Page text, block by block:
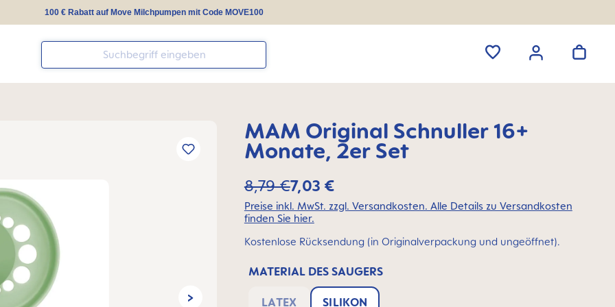
100 € Rabatt auf Move Milchpumpen mit Code MOVE100
MAM Original Schnuller 16+
Monate, 2er Set
7,03 €
8,79 €
Preise inkl. MwSt. zzgl. Versandkosten. Alle Details zu Versandkosten
finden Sie hier.
Kostenlose Rücksendung (in Originalverpackung und ungeöffnet).
MATERIAL DES SAUGERS
LATEX SILIKON